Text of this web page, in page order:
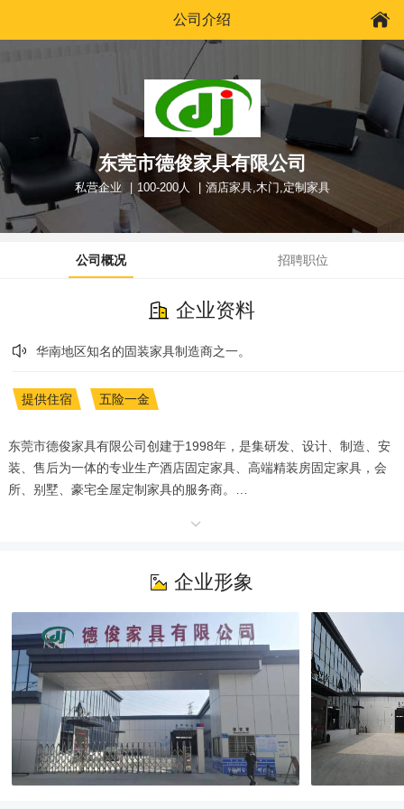
公司介绍
东莞市德俊家具有限公司
私营企业 100-200人 酒店家具,木门,定制家具
公司概况 招聘职位
企业资料
华南地区知名的固装家具制造商之一。
提供住宿 五险一金
东莞市德俊家具有限公司创建于1998年，是集研发、设计、制造、安
装、售后为一体的专业生产酒店固定家具、高端精装房固定家具，会
所、别墅、豪宅全屋定制家具的服务商。
艺设计及营销人员共30多人，年销售额可达1.2亿元。
7S现场管理体系，专注于地产高端精装修及星级酒店固定家具领域，
广纳行业精英，先后承接了成都群光君悦，开封铂尔曼，珠海仁恒洲
际酒店，三亚仁恒皇冠假日酒店，三亚嘉佩乐酒店，三亚亚特兰蒂斯
酒店，深圳鹏瑞莱佛士天际会所，广州尚东柏悦府精装修工程，华润
置地北京银行大厦精装修工程，广州保利集团琶洲总部、广州奥园地
产总部精装修工程、博鳌亚洲论坛大酒店、建发养云、縵云、玺樾等
室内精装修工程等大型项目。是多家知名酒店和地产精装公司长期合
作伙伴。
企业形象